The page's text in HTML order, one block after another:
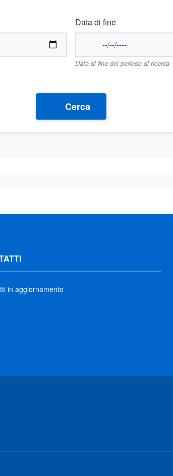
Data di fine
Data di fine del periodo di ricerca
Cerca
in aggiornamento